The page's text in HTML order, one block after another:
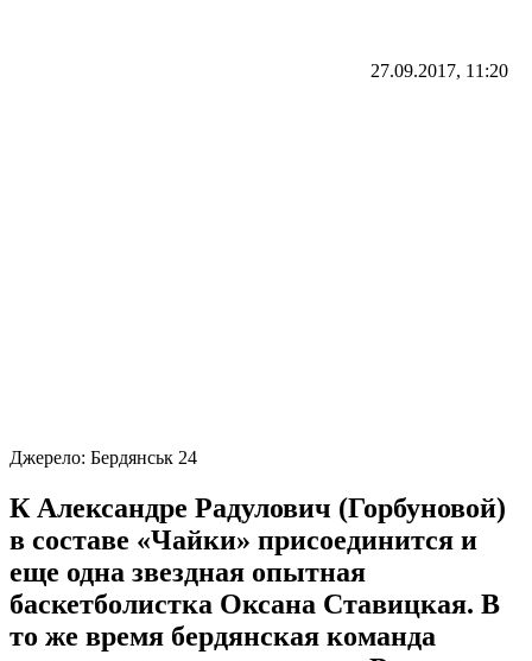
27.09.2017, 11:20
Джерело: Бердянськ 24
К Александре Радулович (Горбуновой)
в составе «Чайки» присоединится и
еще одна звездная опытная
баскетболистка Оксана Ставицкая. В
то же время бердянская команда